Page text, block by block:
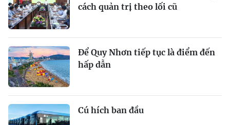
cách quản trị theo lối cũ
Để Quy Nhơn tiếp tục là điểm đến
hấp dẫn
Cú hích ban đầu